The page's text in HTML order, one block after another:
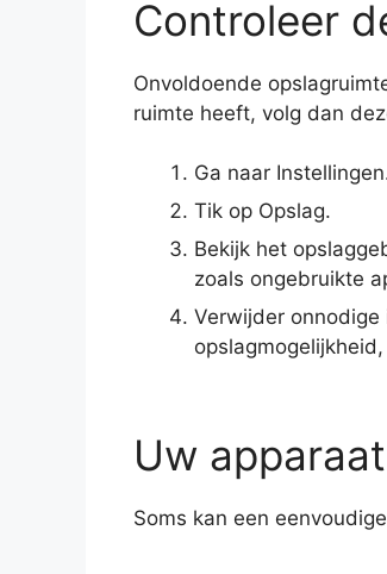
Controleer
Onvoldoende
ruimte heeft, volg dan
Ga naar
Tik op Opslag.
Bekijk het
zoals ongebruikte
Verwijder
Uw
Soms kan een